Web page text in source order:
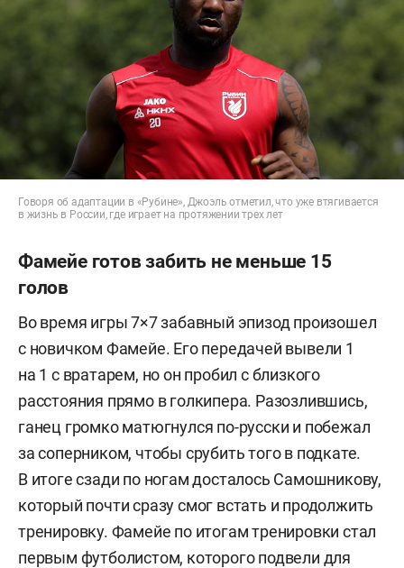
Говоря об адаптации в «Рубине», Джоэль отметил, что уже втягивается
в жизнь в России, где играет на протяжении трех лет
Фамейе готов забить не меньше 15
голов
Во время игры 7×7 забавный эпизод произошел
с новичком Фамейе. Его передачей вывели 1
на 1 с вратарем, но он пробил с близкого
расстояния прямо в голкипера. Разозлившись,
ганец громко матюгнулся по-русски и побежал
за соперником, чтобы срубить того в подкате.
В итоге сзади по ногам досталось Самошникову,
который почти сразу смог встать и продолжить
тренировку. Фамейе по итогам тренировки стал
первым футболистом, которого подвели для